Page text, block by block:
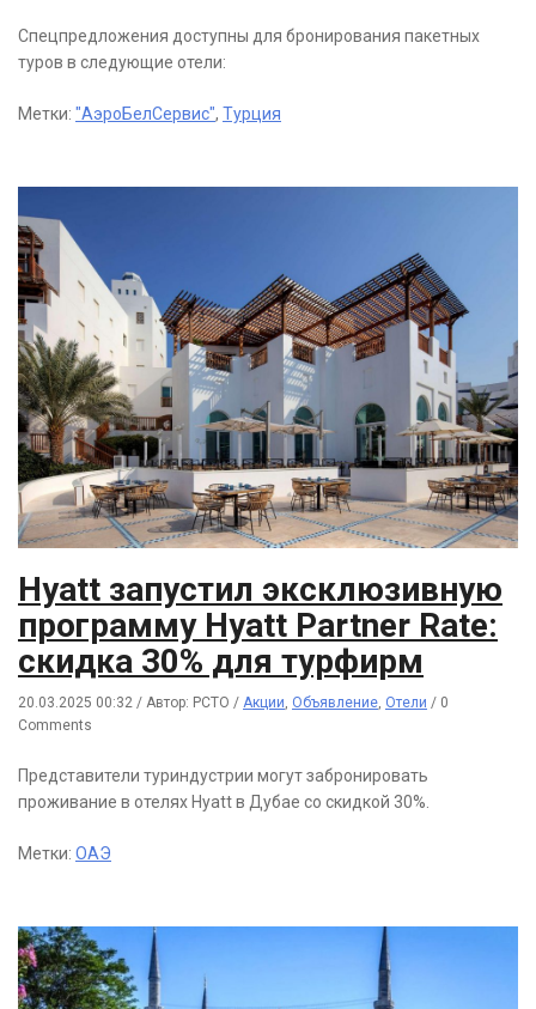
Спецпредложения доступны для бронирования пакетных
туров в следующие отели:
Метки: "АэроБелСервис", Турция
Hyatt запустил эксклюзивную
программу Hyatt Partner Rate:
скидка 30% для турфирм
20.03.2025 00:32 / Автор: РСТО / Акции, Объявление, Отели / 0
Comments
Представители туриндустрии могут забронировать
проживание в отелях Hyatt в Дубае со скидкой 30%.
Метки: ОАЭ